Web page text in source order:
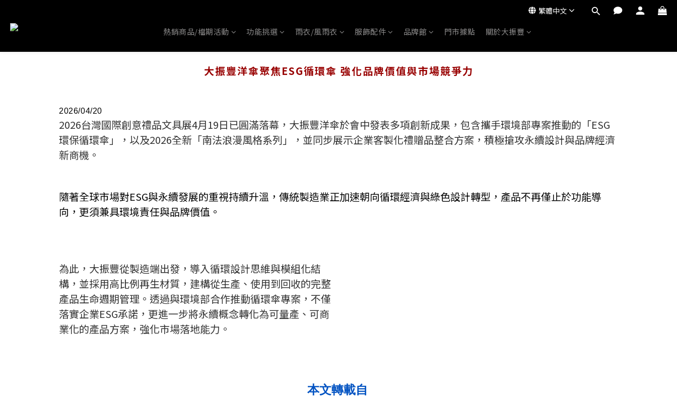
繁體中文
熱銷商品/檔期活動 功能挑選 雨衣/風雨衣 服飾配件 品牌館 門市據點 關於大振豐
大振豐洋傘聚焦ESG循環傘 強化品牌價值與市場競爭力
2026/04/20
2026台灣國際創意禮品文具展4月19日已圓滿落幕，大振豐洋傘於會中發表多項創新成果，包含攜手環境部專案推動的「ESG
環保循環傘」，以及2026全新「南法浪漫風格系列」，並同步展示企業客製化禮贈品整合方案，積極搶攻永續設計與品牌經濟
新商機。
隨著全球市場對ESG與永續發展的重視持續升溫，傳統製造業正加速朝向循環經濟與綠色設計轉型，產品不再僅止於功能導
向，更須兼具環境責任與品牌價值。
為此，大振豐從製造端出發，導入循環設計思維與模組化結
構，並採用高比例再生材質，建構從生產、使用到回收的完整
產品生命週期管理。透過與環境部合作推動循環傘專案，不僅
落實企業ESG承諾，更進一步將永續概念轉化為可量產、可商
業化的產品方案，強化市場落地能力。
本文轉載自